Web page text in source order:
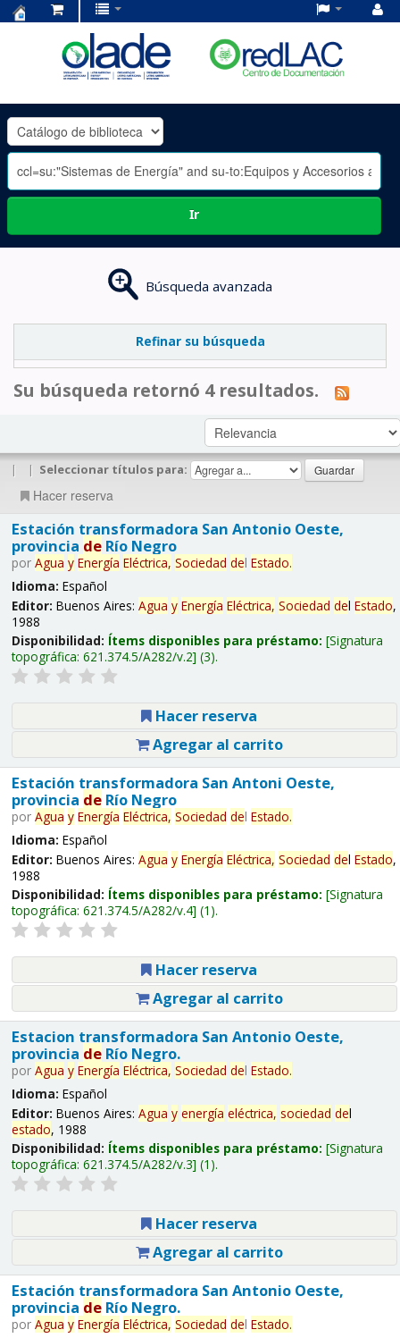
OLADE
-
Ir
Búsqueda avanzada
Refinar su búsqueda
Su búsqueda retornó 4 resultados.
| | Seleccionar títulos para:
Hacer reserva
Estación transformadora San Antonio Oeste,
provincia deRío Negro
por Agua y Energía Eléctrica, Sociedad del Estado.
Idioma: Español
Editor: Buenos Aires: Agua y Energía Eléctrica, Sociedad del Estado,
1988
Disponibilidad: Ítems disponibles para préstamo: Signatura
topográfica: 621.374.5/A282/v.2 (3).
Hacer reserva
Agregar al carrito
Estación transformadora San Antoni Oeste,
provincia deRío Negro
por Agua y Energía Eléctrica, Sociedad del Estado.
Idioma: Español
Editor: Buenos Aires: Agua y Energía Eléctrica, Sociedad del Estado,
1988
Disponibilidad: Ítems disponibles para préstamo: Signatura
topográfica: 621.374.5/A282/v.4 (1).
Hacer reserva
Agregar al carrito
Estacion transformadora San Antonio Oeste,
provincia deRío Negro.
por Agua y Energía Eléctrica, Sociedad del Estado.
Idioma: Español
Editor: Buenos Aires: Agua y energía eléctrica, sociedad del
estado, 1988
Disponibilidad: Ítems disponibles para préstamo: Signatura
topográfica: 621.374.5/A282/v.3 (1).
Hacer reserva
Agregar al carrito
Estación transformadora San Antonio Oeste,
provincia deRío Negro.
por Agua y Energía Eléctrica, Sociedad del Estado.